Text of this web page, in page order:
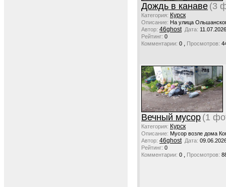
Дождь в канаве (3
Категория: Курск
Описание: На улица
Автор: 46ghost Дата:
Рейтинг: 0
Комментарии: 0 , Просмотров:
Вечный мусор (1
Категория: Курск
Описание: Мусор возле дома
Автор: 46ghost Дата:
Рейтинг: 0
Комментарии: 0 , Просмотров: